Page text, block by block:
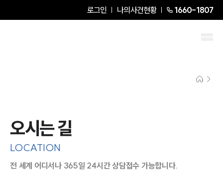
로그인 나의사건현황 1660-1807
오시는 길
LOCATION
전 세계 어디서나 365일 24시간 상담접수 가능합니다.